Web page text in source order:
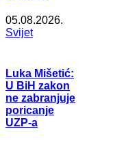
05.08.2026.
Svijet
Luka Mišetić:
U BiH zakon
ne zabranjuje
poricanje
UZP-a